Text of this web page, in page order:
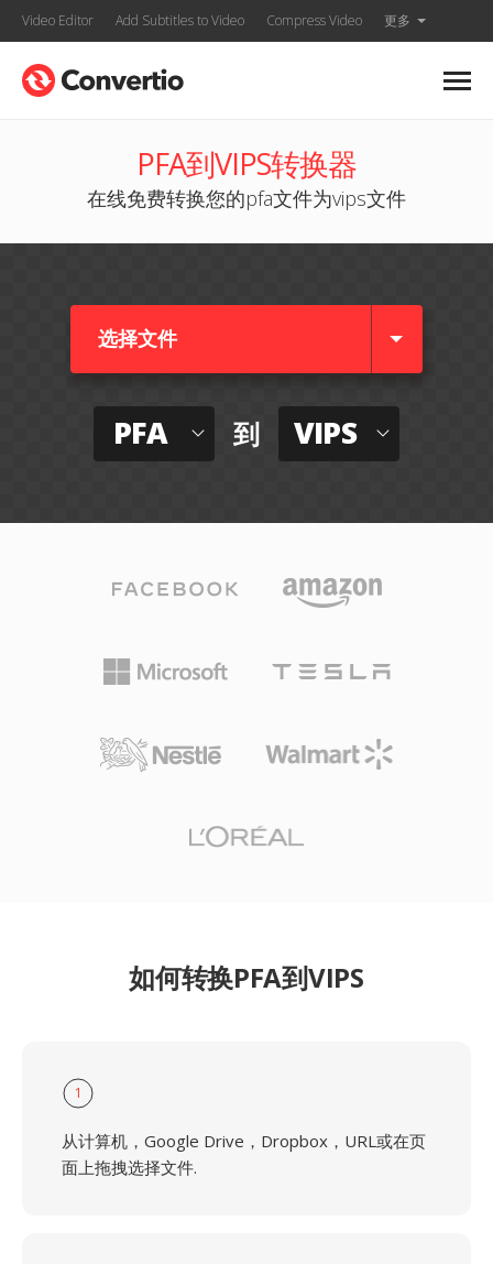
Video Editor Add Subtitles to Video Compress Video 更多
PFA到VIPS转换器
在线免费转换您的pfa文件为vips文件
选择文件
PFA 到 VIPS
如何转换PFA到VIPS
1
从计算机，Google Drive，Dropbox，URL或在页
面上拖拽选择文件.